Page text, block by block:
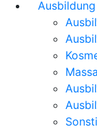
Ausbildung